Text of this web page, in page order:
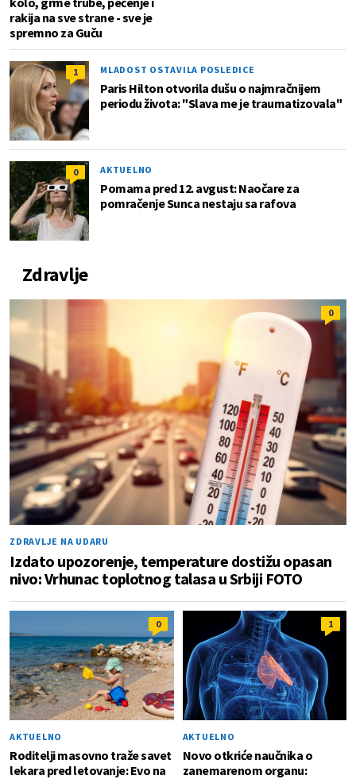
rakija na sve strane - sve je
spremno za Guču
1 MLADOST OSTAVILA POSLEDICE
Paris Hilton otvorila dušu o najmračnijem
periodu života: "Slava me je traumatizovala"
0 AKTUELNO
Pomama pred 12. avgust: Naočare za
pomračenje Sunca nestaju sa rafova
Zdravlje
0
ZDRAVLJE NA UDARU
Izdato upozorenje, temperature dostižu opasan
nivo: Vrhunac toplotnog talasa u Srbiji FOTO
0
AKTUELNO
Roditelji masovno traže savet
lekara pred letovanje: Evo na
1
AKTUELNO
Novo otkriće naučnika o
zanemarenom organu: